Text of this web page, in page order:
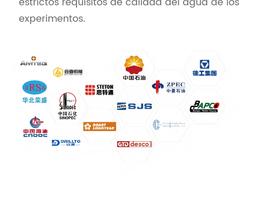
experimentos.